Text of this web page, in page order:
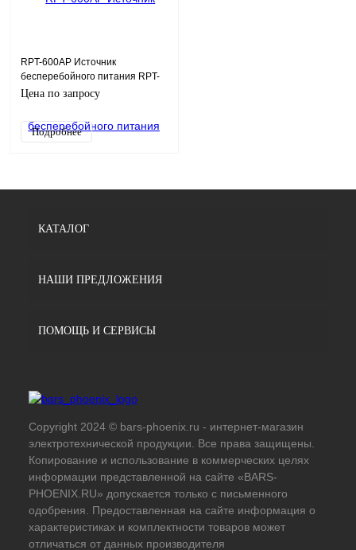
RPT-600AP Источник
бесперебойного питания RPT-
600AP
Цена по запросу
Подробнее
КАТАЛОГ
НАШИ ПРЕДЛОЖЕНИЯ
ПОМОЩЬ И СЕРВИСЫ
Copyright 2024 © bars-phoenix.ru - интернет-магазин
электротехнической продукции. Все права защищены.
Копирование и использование в коммерческих целях
информации представленной на сайте «BARS-
PHOENIX.RU» допускается только с письменного
одобрения. Предоставленная на сайте информация о
характеристиках и комплектности товаров может
отличаться от данных производителя